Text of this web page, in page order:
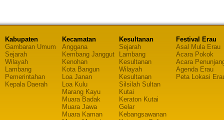
Kabupaten
Gambaran Umum
Sejarah
Wilayah
Lambang
Pemerintahan
Kepala Daerah
Kecamatan
Anggana
Kembang Janggut
Kenohan
Kota Bangun
Loa Janan
Loa Kulu
Marang Kayu
Muara Badak
Muara Jawa
Muara Kaman
Kesultanan
Sejarah
Lambang
Kesultanan
Wilayah
Kesultanan
Silsilah Sultan
Kutai
Keraton Kutai
Gelar
Kebangsawanan
Festival Erau
Asal Mula Erau
Acara Pokok
Acara
Agenda Erau
Peta Lokasi